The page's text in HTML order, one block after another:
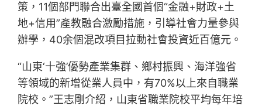
策，11個部門聯合出臺全國首個“金融+財政+土
地+信用”產教融合激勵措施，引導社會力量參與
辦學，40余個混改項目拉動社會投資近百億元。
“山東‘十強’優勢產業集群、鄉村振興、海洋強省
等領域的新增從業人員中，有70%以上來自職業
院校。”王志剛介紹，山東省職業院校平均每年培